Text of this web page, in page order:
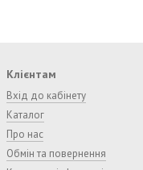
Клієнтам
Вхід до кабінету
Каталог
Про нас
Обмін та повернення